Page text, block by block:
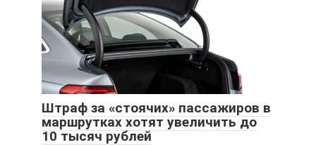
Штраф за «стоячих» пассажиров в
маршрутках хотят увеличить до
10 тысяч рублей